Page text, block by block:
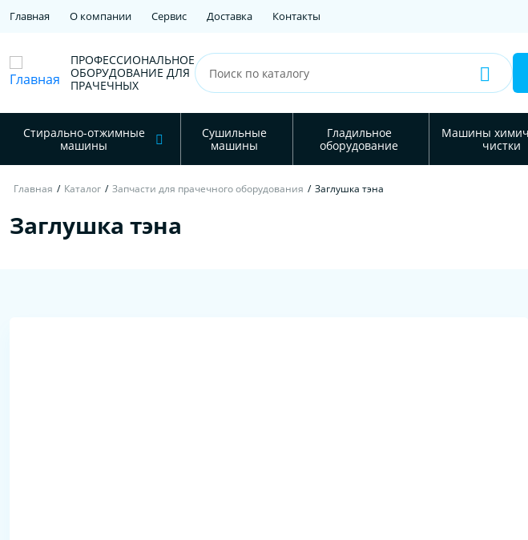
Главная О компании Сервис Доставка Контакты
ПРОФЕССИОНАЛЬНОЕ
ОБОРУДОВАНИЕ ДЛЯ
ПРАЧЕЧНЫХ
Стирально-отжимные
машины
Сушильные
машины
Гладильное
оборудование
Машины
чистки
Главная / Каталог / Запчасти для прачечного оборудования / Заглушка тэна
Заглушка тэна